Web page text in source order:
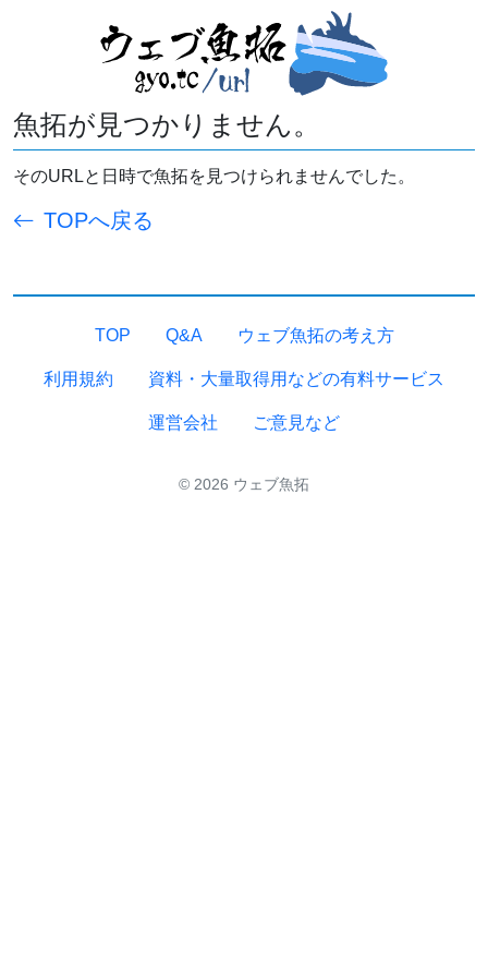
魚拓が見つかりません。
そのURLと日時で魚拓を見つけられませんでした。
TOPへ戻る
TOP Q&A ウェブ魚拓の考え方
利用規約 資料・大量取得用などの有料サービス
運営会社 ご意見など
© 2026 ウェブ魚拓